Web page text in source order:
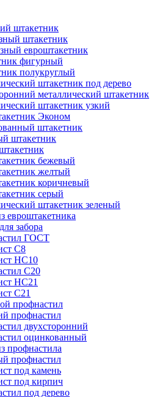
штакетник
штакетник
евроштакетник
фигурный
полукруглый
штакетник под дерево
металлический штакетник
штакетник узкий
Эконом
штакетник
штакетник
бежевый
желтый
коричневый
серый
штакетник зеленый
евроштакетника
забора
ГОСТ
С8
НС10
С20
НС21
С21
профнастил
профнастил
двухсторонний
оцинкованный
профнастила
профнастил
под камень
под кирпич
под дерево